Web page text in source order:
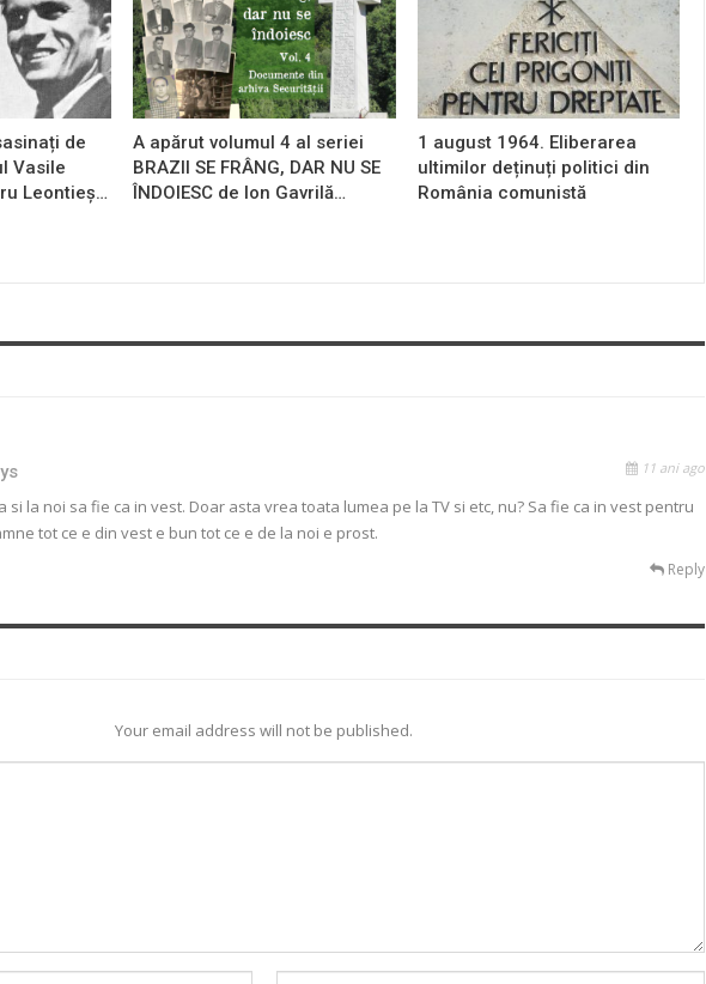
de
Vasile
Leontieș…
A apărut volumul 4 al seriei
BRAZII SE FRÂNG, DAR NU SE
ÎNDOIESC de Ion Gavrilă…
1 august 1964. Eliberarea
ultimilor deținuți politici din
România comunistă
11 ani ago
si la noi sa fie ca in vest. Doar asta vrea toata lumea pe la TV si etc, nu? Sa fie ca in vest pentru
tot ce e din vest e bun tot ce e de la noi e prost.
Reply
Your email address will not be published.